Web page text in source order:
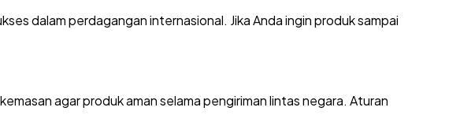
dalam perdagangan internasional. Jika Anda ingin produk sampai
agar produk aman selama pengiriman lintas negara. Aturan